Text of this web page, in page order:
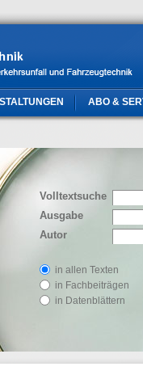
ABO &
Volltextsuche
Ausgabe
Autor
in allen Texten
in Fachbeiträgen
in Datenblättern